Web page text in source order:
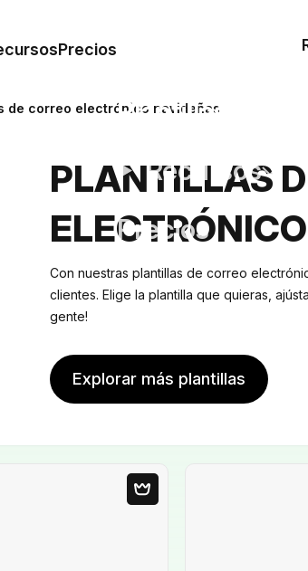
Precios
Plantillas
Recursos
Precios
de correo electrónico navideñas
PLANTILLAS
Con nuestras plantillas de correo
clientes. Elige la plantilla que quieras,
gente!
Explorar más plantillas